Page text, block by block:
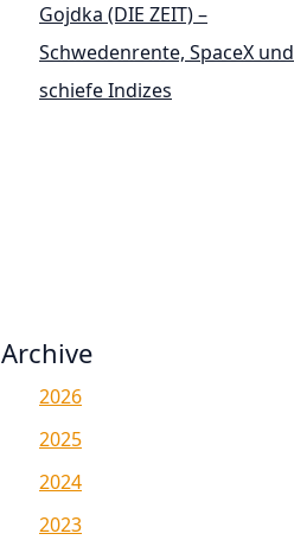
Gojdka (DIE ZEIT) –
Schwedenrente, SpaceX und
schiefe Indizes
Archive
2026
2025
2024
2023